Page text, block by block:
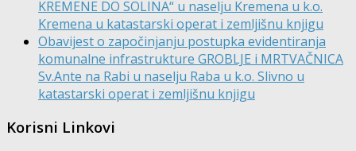
KREMENE DO SOLINA“ u naselju Kremena u k.o.
Kremena u katastarski operat i zemljišnu knjigu
Obavijest o započinjanju postupka evidentiranja
komunalne infrastrukture GROBLJE i MRTVAČNICA
Sv.Ante na Rabi u naselju Raba u k.o. Slivno u
katastarski operat i zemljišnu knjigu
Korisni Linkovi